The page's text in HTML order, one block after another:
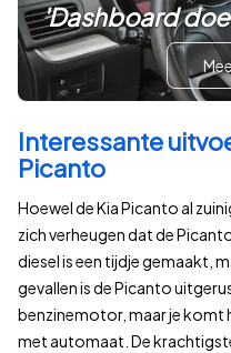
'Dashboard
Interessante
Picanto
Hoewel de Kia Picanto al
zich verheugen dat de
diesel is een tijdje gemaakt,
gevallen is de Picanto
benzinemotor, maar je komt
met automaat. De